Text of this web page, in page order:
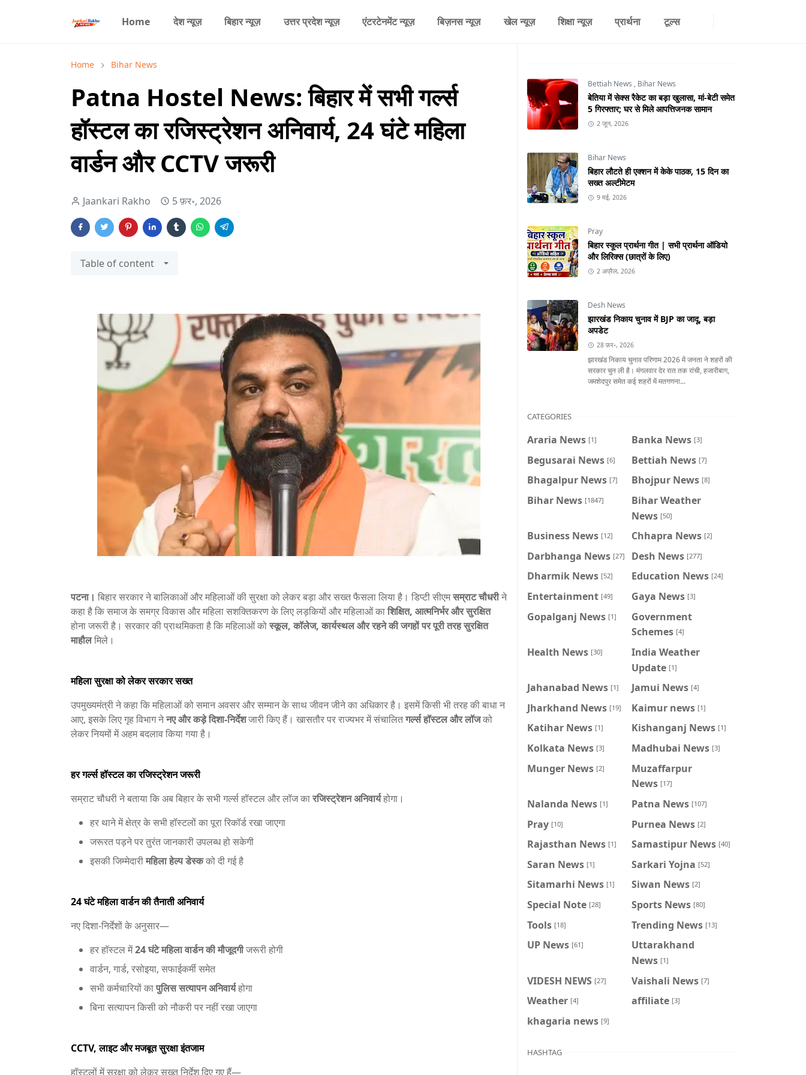
Home देश न्यूज़ बिहार न्यूज़ उत्तर प्रदेश न्यूज़ एंटरटेनमेंट न्यूज़ बिज़नस न्यूज़ खेल न्यूज़ शिक्षा न्यूज़ प्रार्थना टूल्स
Home Bihar News
Patna Hostel News: बिहार में सभी गर्ल्स
हॉस्टल का रजिस्ट्रेशन अनिवार्य, 24 घंटे महिला
वार्डन और CCTV जरूरी
Jaankari Rakho 5 फ़र॰, 2026
Table of content
पटना। बिहार सरकार ने बालिकाओं और महिलाओं की सुरक्षा को लेकर बड़ा और सख्त फैसला लिया है। डिप्टी सीएमसम्राट चौधरीने
कहा है कि समाज के समग्र विकास और महिला सशक्तिकरण के लिए लड़कियों और महिलाओं काशिक्षित, आत्मनिर्भर और सुरक्षित
होना जरूरी है। सरकार की प्राथमिकता है कि महिलाओं कोस्कूल, कॉलेज, कार्यस्थल और रहने की जगहों पर पूरी तरह सुरक्षित
माहौलमिले।
महिला सुरक्षा को लेकर सरकार सख्त
उपमुख्यमंत्री ने कहा कि महिलाओं को समान अवसर और सम्मान के साथ जीवन जीने का अधिकार है। इसमें किसी भी तरह की बाधा न
आए, इसके लिए गृह विभाग नेनए और कड़े दिशा-निर्देशजारी किए हैं। खासतौर पर राज्यभर में संचालितगर्ल्स हॉस्टल और लॉजको
लेकर नियमों में अहम बदलाव किया गया है।
हर गर्ल्स हॉस्टल का रजिस्ट्रेशन जरूरी
सम्राट चौधरी ने बताया कि अब बिहार के सभी गर्ल्स हॉस्टल और लॉज कारजिस्ट्रेशन अनिवार्यहोगा।
हर थाने में क्षेत्र के सभी हॉस्टलों का पूरा रिकॉर्ड रखा जाएगा
जरूरत पड़ने पर तुरंत जानकारी उपलब्ध हो सकेगी
इसकी जिम्मेदारीमहिला हेल्प डेस्कको दी गई है
24 घंटे महिला वार्डन की तैनाती अनिवार्य
नए दिशा-निर्देशों के अनुसार—
हर हॉस्टल में24 घंटे महिला वार्डन की मौजूदगीजरूरी होगी
वार्डन, गार्ड, रसोइया, सफाईकर्मी समेत
सभी कर्मचारियों कापुलिस सत्यापन अनिवार्यहोगा
बिना सत्यापन किसी को नौकरी पर नहीं रखा जाएगा
CCTV, लाइट और मजबूत सुरक्षा इंतजाम
हॉस्टलों में सुरक्षा को लेकर सख्त निर्देश दिए गए हैं—
Bettiah News , Bihar News
बेतिया में सेक्स रैकेट का बड़ा खुलासा, मां-बेटी समेत
5 गिरफ्तार; घर से मिले आपत्तिजनक सामान
2 जून, 2026
Bihar News
बिहार लौटते ही एक्शन में केके पाठक, 15 दिन का
सख्त अल्टीमेटम
9 मई, 2026
Pray
बिहार स्कूल प्रार्थना गीत | सभी प्रार्थना ऑडियो
और लिरिक्स (छात्रों के लिए)
2 अप्रैल, 2026
Desh News
झारखंड निकाय चुनाव में BJP का जादू, बड़ा
अपडेट
28 फ़र॰, 2026
झारखंड निकाय चुनाव परिणाम 2026 में जनता ने शहरों की
सरकार चुन ली है। मंगलवार देर रात तक रांची, हजारीबाग,
जमशेदपुर समेत कई शहरों में मतगणना...
CATEGORIES
Araria News [1] Banka News [3]
Begusarai News [6] Bettiah News [7]
Bhagalpur News [7] Bhojpur News [8]
Bihar News [1847]
Bihar Weather
News [50]
Business News [12] Chhapra News [2]
Darbhanga News [27] Desh News [277]
Dharmik News [52] Education News [24]
Entertainment [49] Gaya News [3]
Gopalganj News [1]
Government
Schemes [4]
Health News [30]
India Weather
Update [1]
Jahanabad News [1] Jamui News [4]
Jharkhand News [19] Kaimur news [1]
Katihar News [1] Kishanganj News [1]
Kolkata News [3] Madhubai News [3]
Munger News [2]
Muzaffarpur
News [17]
Nalanda News [1] Patna News [107]
Pray [10] Purnea News [2]
Rajasthan News [1] Samastipur News [40]
Saran News [1] Sarkari Yojna [52]
Sitamarhi News [1] Siwan News [2]
Special Note [28] Sports News [80]
Tools [18] Trending News [13]
UP News [61]
Uttarakhand
News [1]
VIDESH NEWS [27] Vaishali News [7]
Weather [4] affiliate [3]
khagaria news [9]
HASHTAG